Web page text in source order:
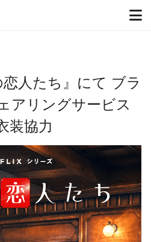
人たち』にて ブラ
アリングサービス
装協力